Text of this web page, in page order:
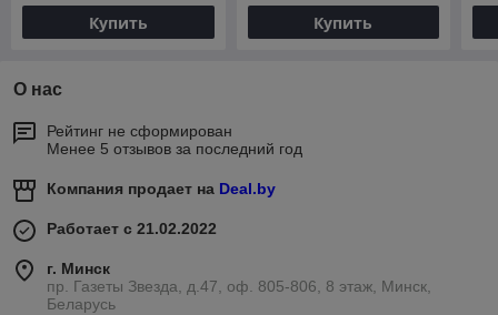
Купить Купить
О нас
Рейтинг не сформирован
Менее 5 отзывов за последний год
Компания продает на Deal.by
Работает с 21.02.2022
г. Минск
пр. Газеты Звезда, д.47, оф. 805-806, 8 этаж, Минск,
Беларусь